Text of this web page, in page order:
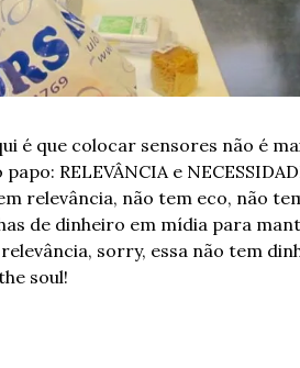
é que colocar sensores não é
RELEVÂNCIA e
relevância, não tem eco, não
de dinheiro em mídia para
sorry, essa não tem
soul!